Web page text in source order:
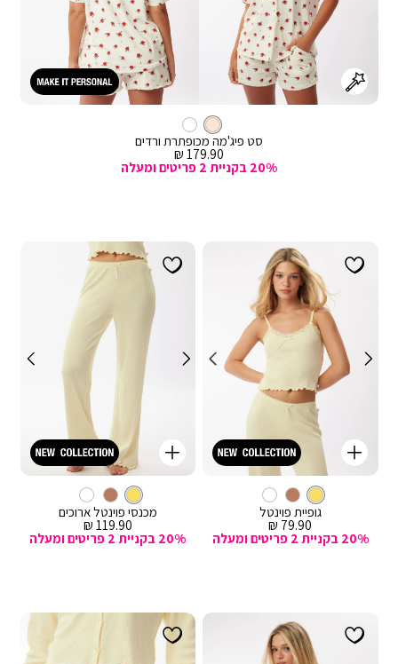
צבע
קרם
סט פיג'מה מכופתרת ורדים
מחיר
מכירה
179.90 ₪
20% בקניית 2 פריטים ומעלה
קנייה
מהירה
צבע
צהוב
גופיית פוינטל
מחיר
מכירה
79.90 ₪
20% בקניית 2 פריטים ומעלה
גופיות
קנייה
מהירה
צבע
צהוב
מכנסי פוינטל ארוכים
מחיר
מכירה
119.90 ₪
20% בקניית 2 פריטים ומעלה
מכנסיים
ארוכים